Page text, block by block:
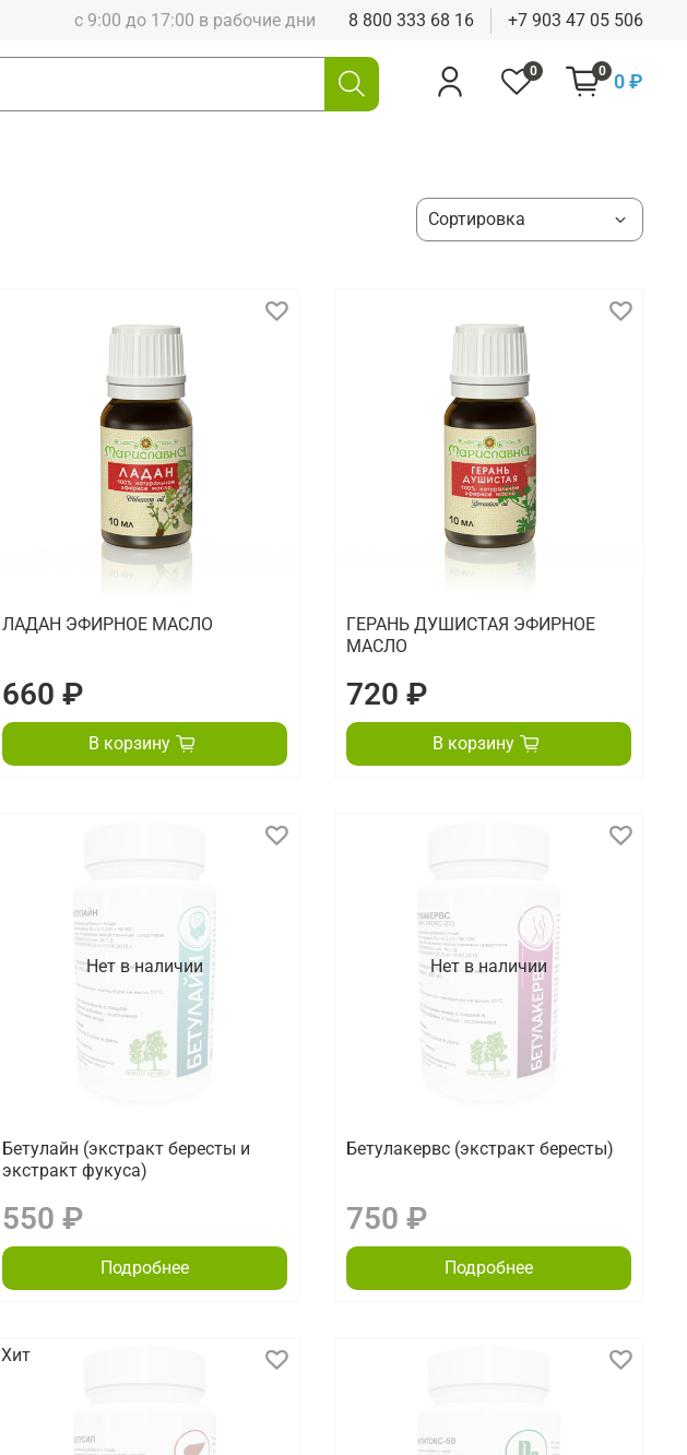
с 9:00 до 17:00 в рабочие дни 8 800 333 68 16 +7 903 47 05 506
0 0 0 ₽
ЛАДАН ЭФИРНОЕ МАСЛО
660 ₽
В корзину
ГЕРАНЬ ДУШИСТАЯ ЭФИРНОЕ
МАСЛО
720 ₽
В корзину
Нет в наличии
Бетулайн (экстракт бересты и
экстракт фукуса)
550 ₽
Подробнее
Нет в наличии
Бетулакервс (экстракт бересты)
750 ₽
Подробнее
Хит